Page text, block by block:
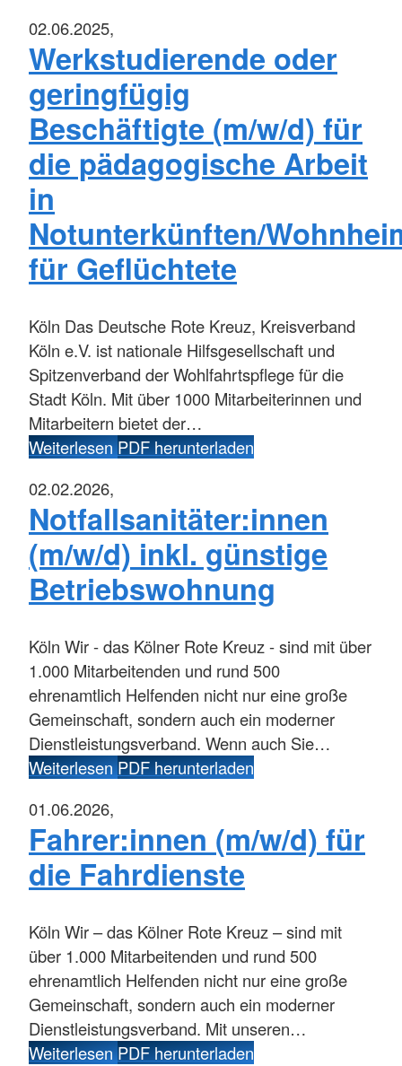
02.06.2025,
Werkstudierende oder
geringfügig
Beschäftigte (m/w/d) für
die pädagogische Arbeit
in
Notunterkünften/
für Geflüchtete
Köln Das Deutsche Rote Kreuz, Kreisverband
Köln e.V. ist nationale Hilfsgesellschaft und
Spitzenverband der Wohlfahrtspflege für die
Stadt Köln. Mit über 1000 Mitarbeiterinnen und
Mitarbeitern bietet der…
WeiterlesenPDF herunterladen
02.02.2026,
Notfallsanitäter:innen
(m/w/d) inkl. günstige
Betriebswohnung
Köln Wir - das Kölner Rote Kreuz - sind mit über
1.000 Mitarbeitenden und rund 500
ehrenamtlich Helfenden nicht nur eine große
Gemeinschaft, sondern auch ein moderner
Dienstleistungsverband. Wenn auch Sie…
WeiterlesenPDF herunterladen
01.06.2026,
Fahrer:innen (m/w/d) für
die Fahrdienste
Köln Wir – das Kölner Rote Kreuz – sind mit
über 1.000 Mitarbeitenden und rund 500
ehrenamtlich Helfenden nicht nur eine große
Gemeinschaft, sondern auch ein moderner
Dienstleistungsverband. Mit unseren…
WeiterlesenPDF herunterladen